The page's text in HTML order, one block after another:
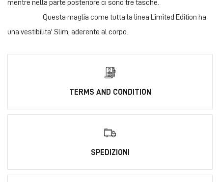
mentre nella parte posteriore ci sono tre tasche.
Questa maglia come tutta la linea Limited Edition ha
una vestibilita' Slim, aderente al corpo.
TERMS AND CONDITION
SPEDIZIONI